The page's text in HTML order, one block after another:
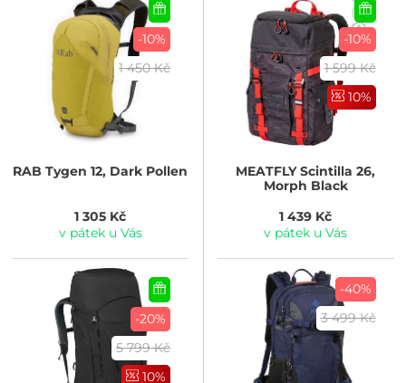
-10%
1 450 Kč
RAB Tygen 12, Dark Pollen
1 305 Kč
v pátek u Vás
-10%
1 599 Kč
10%
MEATFLYScintilla 26,
Morph Black
1 439 Kč
v pátek u Vás
-20%
5 799 Kč
10%
-40%
3 499 Kč